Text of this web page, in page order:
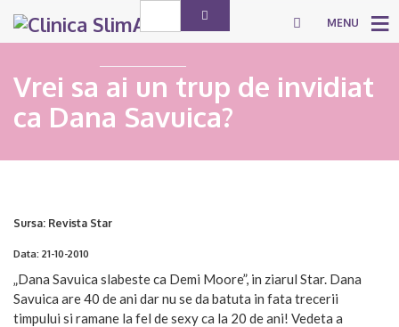
MENU
Vrei sa ai un trup de invidiat
ca Dana Savuica?
Sursa: Revista Star
Data: 21-10-2010
„Dana Savuica slabeste ca Demi Moore”, in ziarul Star. Dana
Savuica are 40 de ani dar nu se da batuta in fata trecerii
timpului si ramane la fel de sexy ca la 20 de ani! Vedeta a